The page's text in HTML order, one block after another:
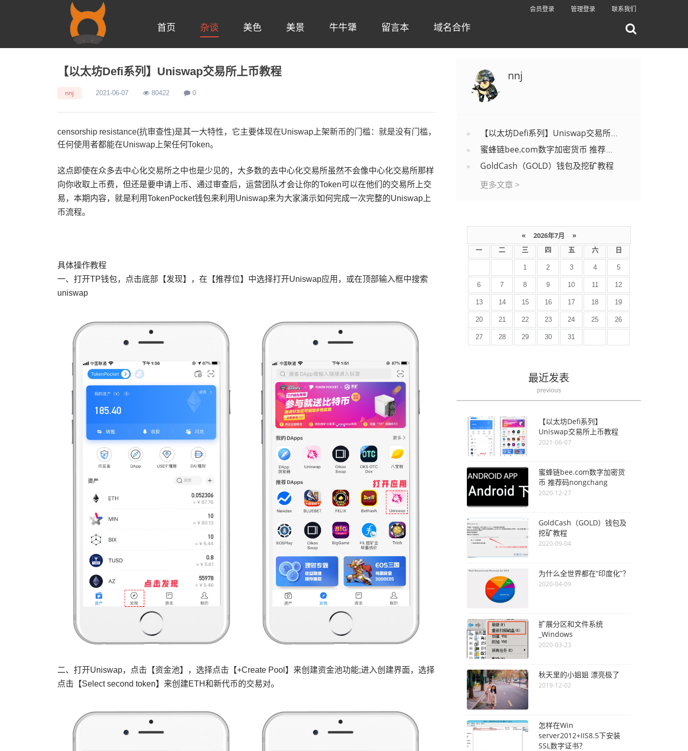
会员登录 管理登录 联系我们
首页 杂谈 美色 美景 牛牛犟 留言本 域名合作
【以太坊Defi系列】Uniswap交易所上币教程
nnj 2021-06-07 80422 0
censorship resistance(抗审查性)是其一大特性，它主要体现在Uniswap上架新币的门槛：就是没有门槛，
任何使用者都能在Uniswap上架任何Token。
这点即使在众多去中心化交易所之中也是少见的，大多数的去中心化交易所虽然不会像中心化交易所那样
向你收取上币费，但还是要申请上币、通过审查后，运营团队才会让你的Token可以在他们的交易所上交
易，本期内容，就是利用TokenPocket钱包来利用Uniswap来为大家演示如何完成一次完整的Uniswap上
币流程。
具体操作教程
一、打开TP钱包，点击底部【发现】，在【推荐位】中选择打开Uniswap应用，或在顶部输入框中搜索
uniswap
二、打开Uniswap，点击【资金池】，选择点击【+Create Pool】来创建资金池功能;进入创建界面，选择
点击【Select second token】来创建ETH和新代币的交易对。
nnj
【以太坊Defi系列】Uniswap交易所上币教程
蜜蜂链bee.com数字加密货币 推荐码nongchang
GoldCash（GOLD）钱包及挖矿教程
更多文章 >
« 2026年7月 »
一 二 三 四 五 六 日
1 2 3 4 5
6 7 8 9 10 11 12
13 14 15 16 17 18 19
20 21 22 23 24 25 26
27 28 29 30 31
最近发表
previous
【以太坊Defi系列】
Uniswap交易所上币教程
2021-06-07
蜜蜂链bee.com数字加密货
币 推荐码nongchang
2020-12-27
GoldCash（GOLD）钱包及
挖矿教程
2020-09-04
为什么全世界都在“印度化”？
2020-04-09
扩展分区和文件系统
_Windows
2020-03-23
秋天里的小姐姐 漂亮极了
2019-12-02
怎样在Win
server2012+IIS8.5下安装
SSL数字证书？